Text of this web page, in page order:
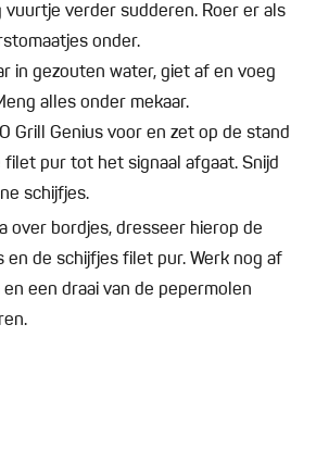
vuurtje verder sudderen. Roer er als
onder.
in gezouten water, giet af en voeg
alles onder mekaar.
Grill Genius voor en zet op de stand
filet pur tot het signaal afgaat. Snijd
schijfjes.
over bordjes, dresseer hierop de
en de schijfjes filet pur. Werk nog af
een draai van de pepermolen